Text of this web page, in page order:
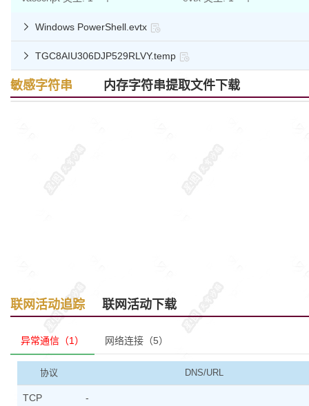
Windows PowerShell.evtx

TGC8AIU306DJP529RLVY.temp

敏感字符串 内存字符串提取文件下载
联网活动追踪 联网活动下载
异常通信（1） 网络连接（5）
协议 DNS/URL
TCP -